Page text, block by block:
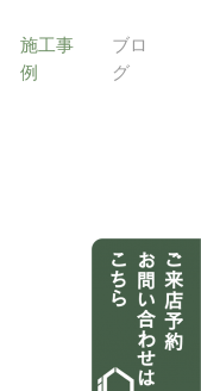
施工事
例
ブロ
グ